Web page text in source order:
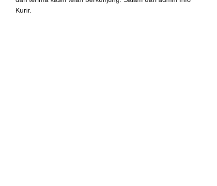
Kurir.